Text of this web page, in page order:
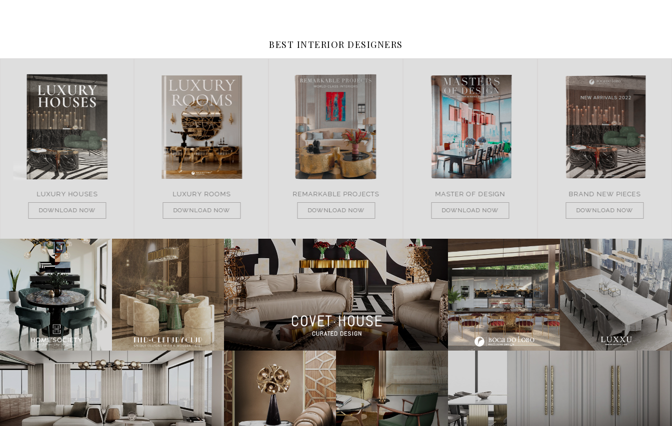
BEST INTERIOR DESIGNERS
LUXURY ROOMS
DOWNLOAD NOW
REMARKABLE PROJECTS
DOWNLOAD NOW
MASTER OF DESIGN
DOWNLOAD NOW
BRAND NEW PIECES
DOWNLOAD NOW
ITALY
DOWNLOAD NOW